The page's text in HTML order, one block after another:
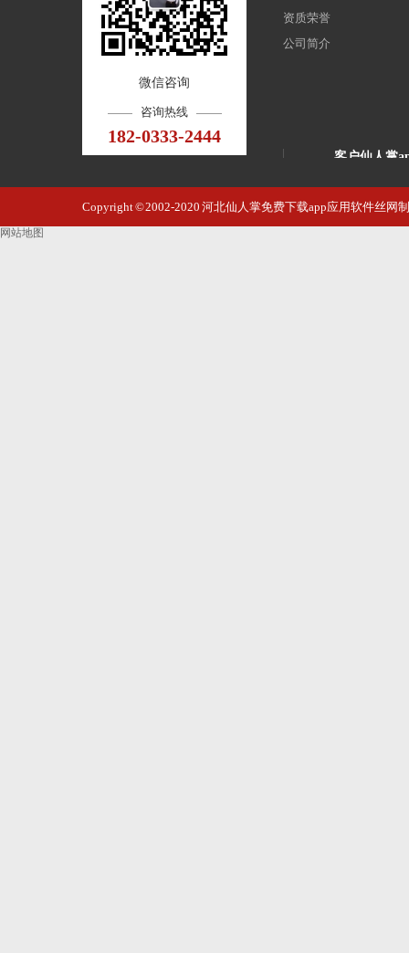
微信咨询
咨询热线
182-0333-2444
资质荣誉
公司简介
客户仙人掌
石家庄北国饭
展览厅
Copyright © 2002-2020 河北仙人掌免费下载app应用软件丝
网站地图